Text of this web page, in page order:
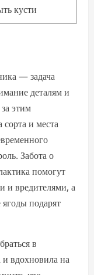
кусти
— задача
деталям и
этим
и места
Забота о
помогут
и вредителями, а
подарят
в
вдохновила на